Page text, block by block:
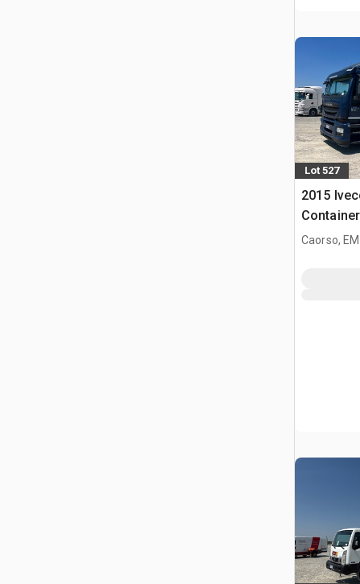
Lot 527
2015
Caorso,